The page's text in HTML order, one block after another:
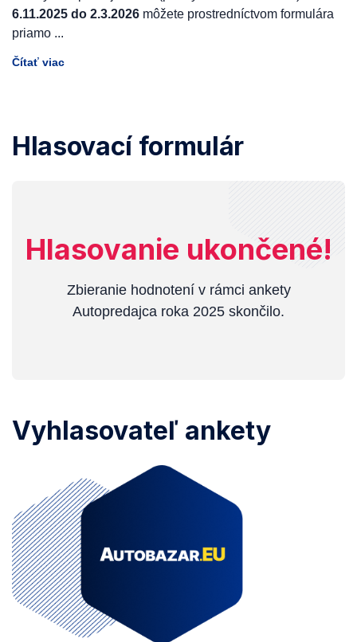
6.11.2025 do 2.3.2026 môžete prostredníctvom formulára
priamo ...
Čítať viac
Hlasovací formulár
Hlasovanie ukončené!
Zbieranie hodnotení v rámci ankety
Autopredajca roka 2025 skončilo.
Vyhlasovateľ ankety